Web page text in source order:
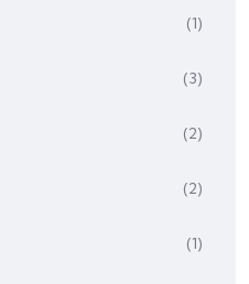
(1)
(3)
(2)
(2)
(1)